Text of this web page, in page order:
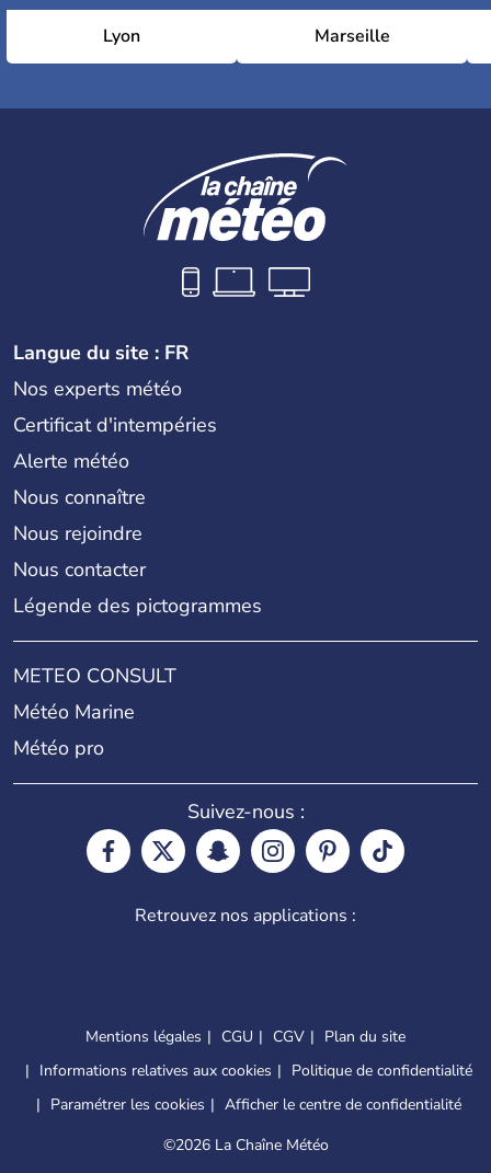
Lyon Marseille
Langue du site : FR
Nos experts météo
Certificat d'intempéries
Alerte météo
Nous connaître
Nous rejoindre
Nous contacter
Légende des pictogrammes
METEO CONSULT
Météo Marine
Météo pro
Suivez-nous :
Retrouvez nos applications :
Mentions légales CGU CGV
Plan du site
Informations relatives aux cookies
Politique de confidentialité
Paramétrer les cookies
Afficher le centre de confidentialité
©2026 La Chaîne Météo